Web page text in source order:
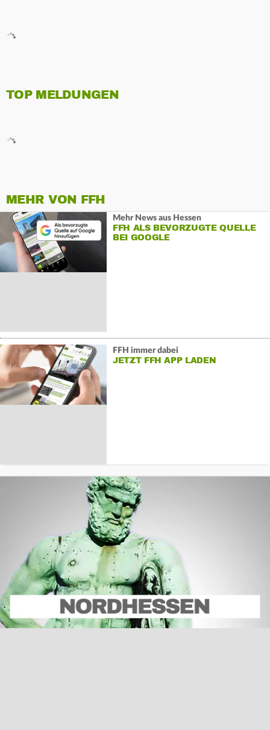
TOP MELDUNGEN
MEHR VON FFH
Mehr News aus Hessen
FFH ALS BEVORZUGTE QUELLE
BEI GOOGLE
FFH immer dabei
JETZT FFH APP LADEN